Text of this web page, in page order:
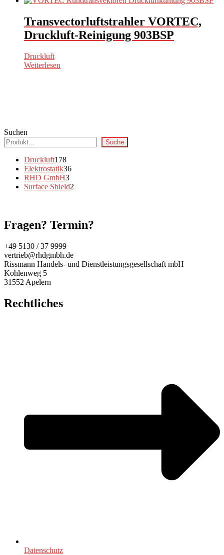
Transvectorluftstrahler VORTEC,
Druckluft-Reinigung 903BSP
Druckluft
Weiterlesen
Suchen
Suche
Druckluft178178
Produkte
Elektrostatik3636
RHD GmbH33
Produkte
Surface Shield2
Fragen? Termin?
+49 5130 / 37 9999
vertrieb@rhdgmbh.de
Rissmann Handels- und Dienstleistungsgesellschaft mbH
Kohlenweg 5
31552 Apelern
Rechtliches
Datenschutz